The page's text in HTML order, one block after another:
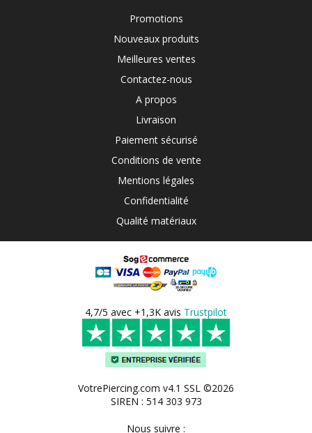
Promotions
Nouveaux produits
Meilleures ventes
Contactez-nous
A propos
Livraison
Paiement sécurisé
Conditions de vente
Mentions légales
Confidentialité
Qualité matériaux
4,7/5 avec +1,3K avis Trustpilot
VotrePiercing.com v4.1 SSL ©2026
SIREN : 514 303 973
Nous suivre :